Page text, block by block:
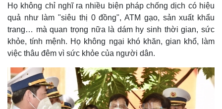
Họ không chỉ nghĩ ra nhiều biện pháp chống dịch có hiệu
quả như làm "siêu thị 0 đồng", ATM gạo, sản xuất khẩu
trang… mà quan trọng nữa là dám hy sinh thời gian, sức
khỏe, tính mệnh. Họ không ngại khó khăn, gian khổ, làm
việc thâu đêm vì sức khỏe của người dân.